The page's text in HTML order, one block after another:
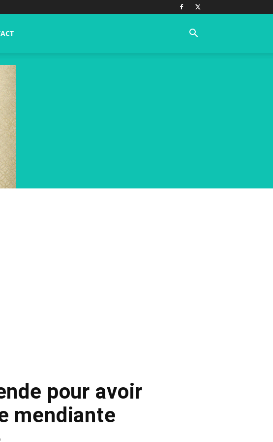
pour avoir
mendiante